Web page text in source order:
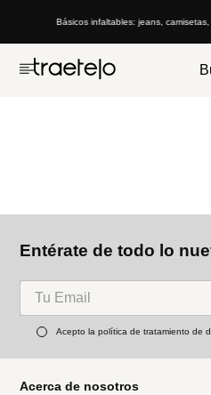
Básicos infaltables: jeans,
Entérate de todo lo
Acepto la política de tratamiento de
Acerca de nosotros